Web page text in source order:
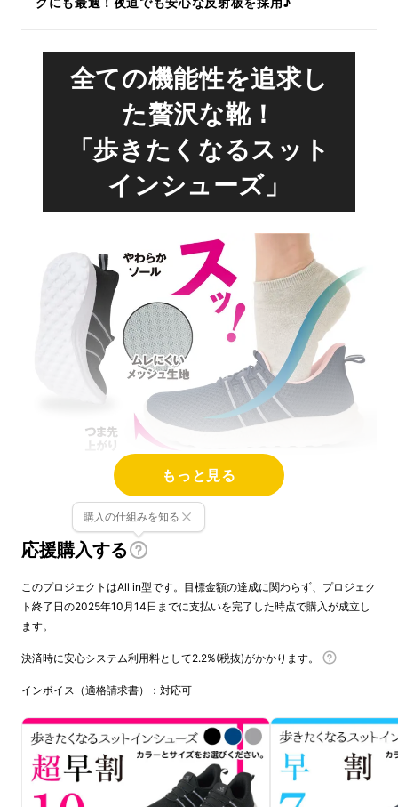
全ての機能性を追求し
た贅沢な靴！
「歩きたくなるスット
インシューズ」
毎日のちょっとした動作でも、積み重なると意
外と疲れるもの。
たとえば、靴を履くとき、靴紐を結ぶとき、
そんな「小さな手間」を感じたことはありませ
もっと見る
応援購入する
購入の仕組みを知る
このプロジェクトはAll in型です。目標金額の達成に関わらず、プロジェク
ト終了日の2025年10月14日までに支払いを完了した時点で購入が成立し
ます。
決済時に安心システム利用料として2.2%(税抜)がかかります。
インボイス（適格請求書）：対応可